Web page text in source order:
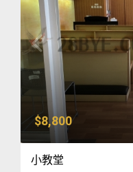
$8,800
小教堂